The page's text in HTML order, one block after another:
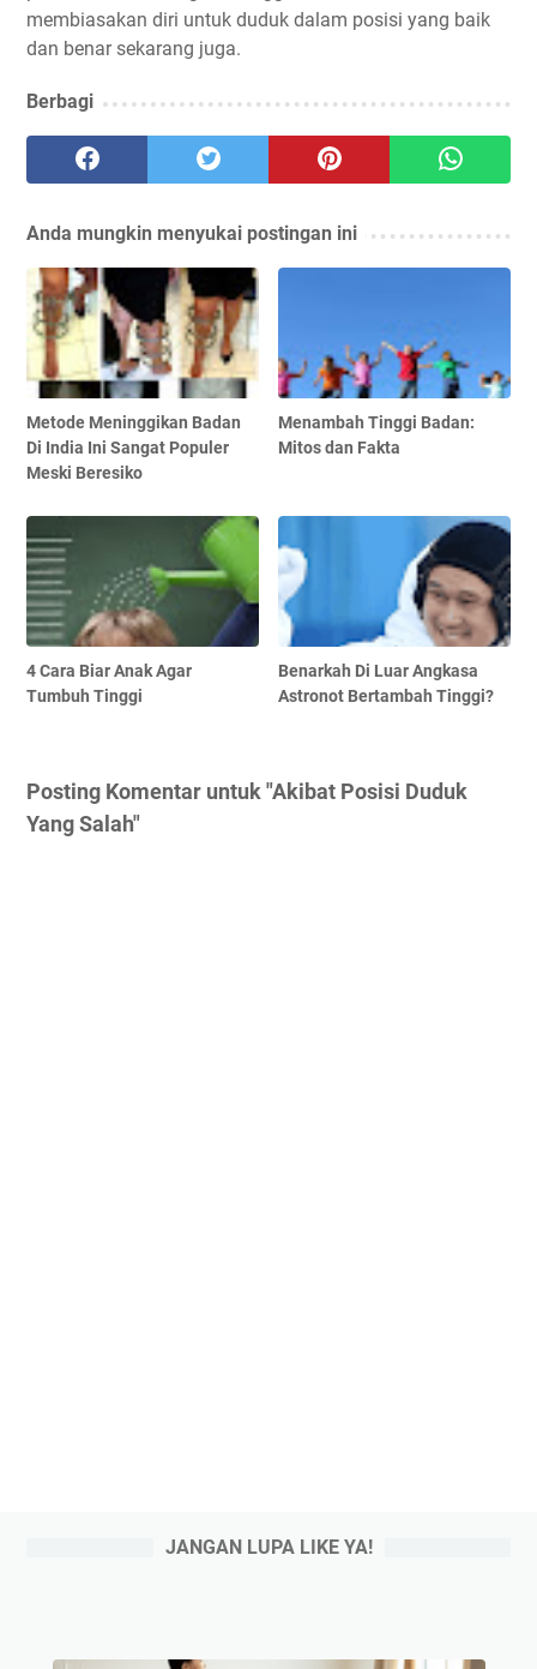
membiasakan diri untuk duduk dalam posisi yang baik
dan benar sekarang juga.
Berbagi
Anda mungkin menyukai postingan ini
Metode Meninggikan Badan
Di India Ini Sangat Populer
Meski Beresiko
Menambah Tinggi Badan:
Mitos dan Fakta
4 Cara Biar Anak Agar
Tumbuh Tinggi
Benarkah Di Luar Angkasa
Astronot Bertambah Tinggi?
Posting Komentar untuk "Akibat Posisi Duduk
Yang Salah"
JANGAN LUPA LIKE YA!